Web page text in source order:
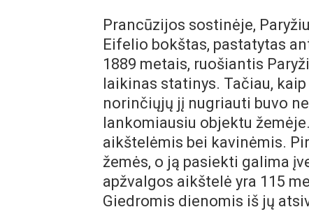
Prancūzijos sostinėje,
Eifelio bokštas, pastatytas
1889 metais, ruošiantis
laikinas statinys. Tačiau,
norinčiųjų jį nugriauti buvo
lankomiausiu objektu
aikštelėmis bei kavinėmis.
žemės, o ją pasiekti galima
apžvalgos aikštelė yra 115
Giedromis dienomis iš jų